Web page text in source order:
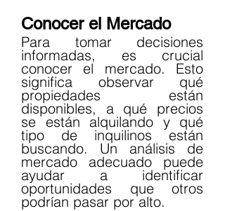
Conocer el Mercado
Para tomar decisiones
informadas, es crucial
conocer el mercado. Esto
significa observar qué
propiedades están
disponibles, a qué precios
se están alquilando y qué
tipo de inquilinos están
buscando. Un análisis de
mercado adecuado puede
ayudar a identificar
oportunidades que otros
podrían pasar por alto.